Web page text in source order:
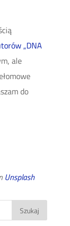
„DNA
ale
do
Unsplash